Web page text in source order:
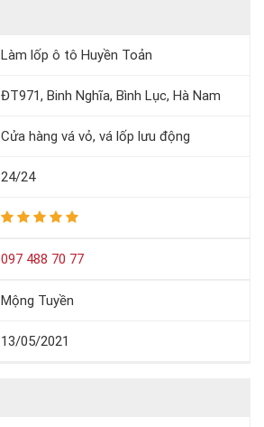
Làm lốp ô tô Huyền Toản
ĐT971, Binh Nghĩa, Bình Lục, Hà Nam
Cửa hàng vá vỏ, vá lốp lưu động
24/24
097 488 70 77
Mộng Tuyền
13/05/2021